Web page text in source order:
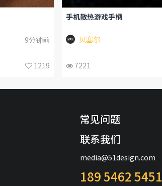
9分钟前
1219
手机散热游戏手柄
贝塞尔
7221
常见问题
联系我们
media@51design.com
189 5462 5451